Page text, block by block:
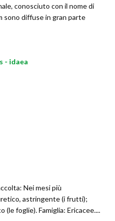
conosciuto con il nome di
sono diffuse in gran parte
- idaea
Nei mesi più
astringente (i frutti);
foglie). Famiglia: Ericacee....